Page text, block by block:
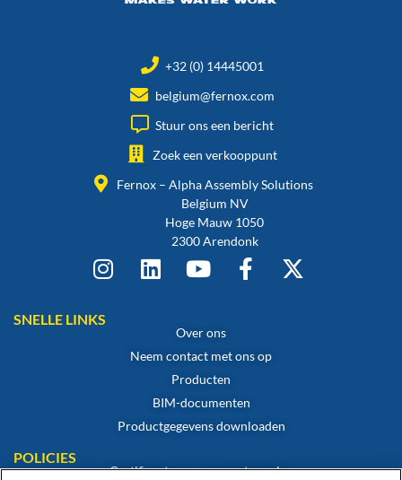
+32 (0) 14445001
belgium@fernox.com
Stuur ons een bericht
Zoek een verkooppunt
Fernox – Alpha Assembly Solutions
Belgium NV
Hoge Mauw 1050
2300 Arendonk
SNELLE LINKS
Over ons
Neem contact met ons op
Producten
BIM-documenten
Productgegevens downloaden
POLICIES
Certificaat van overeenstemming